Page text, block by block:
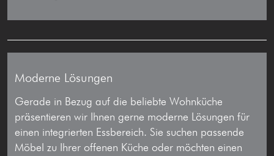
Moderne Lösungen
Gerade in Bezug auf die beliebte Wohnküche
präsentieren wir Ihnen gerne moderne Lösungen für
einen integrierten Essbereich. Sie suchen passende
Möbel zu Ihrer offenen Küche oder möchten einen